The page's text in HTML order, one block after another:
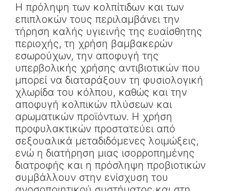
Η πρόληψη των κολπίτιδων και των
επιπλοκών τους περιλαμβάνει την
τήρηση καλής υγιεινής της ευαίσθητης
περιοχής, τη χρήση βαμβακερών
εσωρούχων, την αποφυγή της
υπερβολικής χρήσης αντιβιοτικών που
μπορεί να διαταράξουν τη φυσιολογική
χλωρίδα του κόλπου, καθώς και την
αποφυγή κολπικών πλύσεων και
αρωματικών προϊόντων. Η χρήση
προφυλακτικών προστατεύει από
σεξουαλικά μεταδιδόμενες λοιμώξεις,
ενώ η διατήρηση μιας ισορροπημένης
διατροφής και η πρόσληψη προβιοτικών
συμβάλλουν στην ενίσχυση του